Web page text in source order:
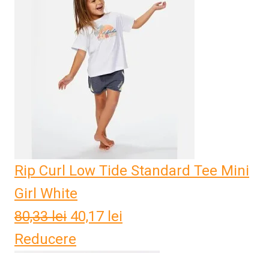
fost:
100,66 lei.
50,33 lei.
Rip Curl Low Tide Standard Tee Mini
Girl White
80,33lei Prețul
inițial
40,17 lei
Reducere